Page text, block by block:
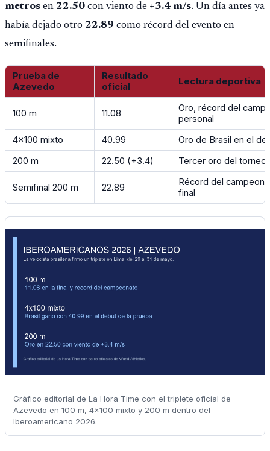
metros en 22.50 con viento de +3.4 m/s. Un día antes ya
había dejado otro 22.89 como récord del evento en
semifinales.
Prueba de
Azevedo
Resultado
oficial
Lectura deportiva
100 m 11.08
Oro, récord del
personal
4x100 mixto
40.99
Oro de Brasil en el
200 m
22.50 (+3.4) Tercer oro del torneo
Semifinal 200 m 22.89
Récord del
final
Gráfico editorial de La Hora Time con el triplete oficial de
Azevedo en 100 m, 4x100 mixto y 200 m dentro del
Iberoamericano 2026.